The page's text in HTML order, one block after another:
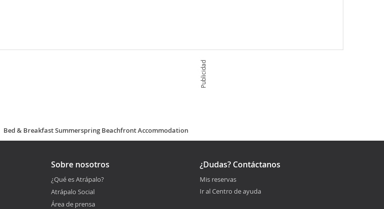
Publicidad
Bed & Breakfast Summerspring Beachfront Accommodation
Sobre nosotros
¿Qué es Atrápalo?
Atrápalo Social
Área de prensa
¿Dudas? Contáctanos
Mis reservas
Ir al Centro de ayuda